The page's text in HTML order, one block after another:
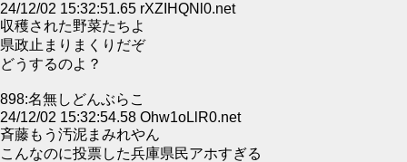
24/12/02 15:32:51.65 rXZIHQNl0.net
収穫された野菜たちよ
県政止まりまくりだぞ
どうするのよ？
898:名無しどんぶらこ
24/12/02 15:32:54.58 Ohw1oLlR0.net
斉藤もう汚泥まみれやん
こんなのに投票した兵庫県民アホすぎる